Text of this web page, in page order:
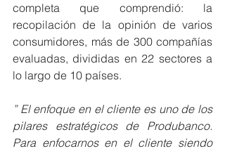
completa que comprendió: la
recopilación de la opinión de varios
consumidores, más de 300 compañías
evaluadas, divididas en 22 sectores a
lo largo de 10 países.
” El enfoque en el cliente es uno de los
pilares estratégicos de Produbanco.
Para enfocarnos en el cliente siendo